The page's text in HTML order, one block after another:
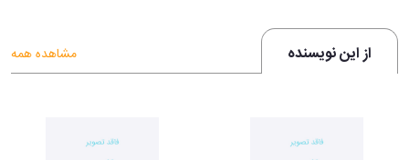
است.
ویژگی‌های برجسته‌ٔ کتاب
هم‌زمان جذاب، اندیشمندانه و ماندگار باشد. این کتاب از یک‌سو داستانی
از این نویسنده مشاهده همه